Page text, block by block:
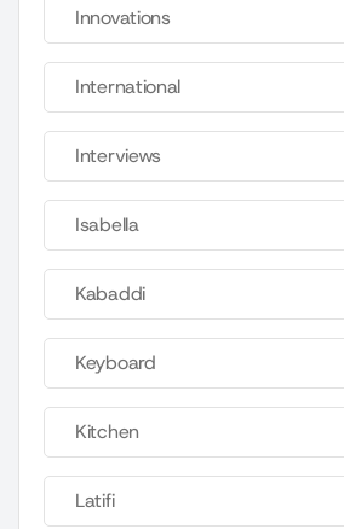
Innovations
International
Interviews
Isabella
Kabaddi
Keyboard
Kitchen
Latifi